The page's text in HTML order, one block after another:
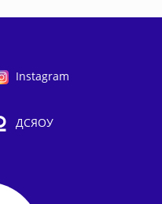
Instagram
ДСЯОУ